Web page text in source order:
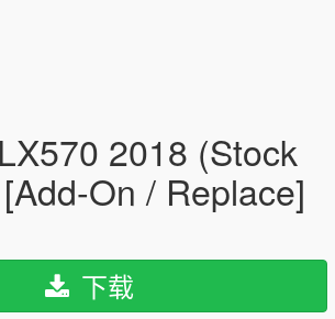
2018 (Stock
On / Replace]
下载